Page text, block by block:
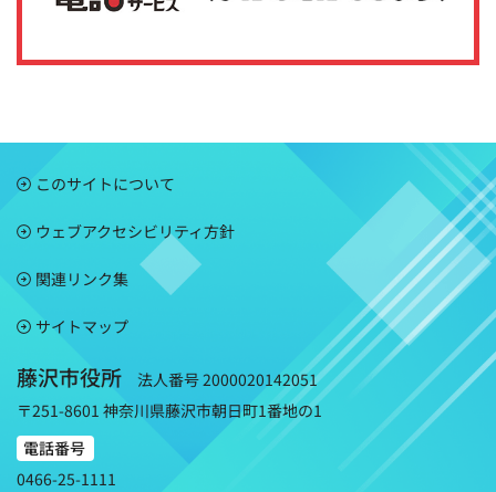
このサイトについて
ウェブアクセシビリティ方針
関連リンク集
サイトマップ
藤沢市役所
法人番号 2000020142051
〒251-8601 神奈川県藤沢市朝日町1番地の1
電話番号
0466-25-1111